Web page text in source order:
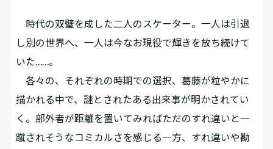
時代の双璧を成した二人のスケーター。一人は引退
し別の世界へ、一人は今なお現役で輝きを放ち続けて
いた……。
各々の、それぞれの時期での選択、葛藤が粒やかに
描かれる中で、謎とされたある出来事が明かされてい
く。部外者が距離を置いてみればただのすれ違いと一
蹴されそうなコミカルさを感じる一方、すれ違いや勘